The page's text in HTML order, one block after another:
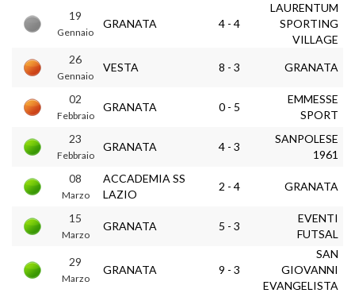
19
Gennaio
GRANATA 4 - 4
LAURENTUM
SPORTING
VILLAGE
26
Gennaio
VESTA 8 - 3 GRANATA
02
Febbraio
GRANATA 0 - 5
EMMESSE
SPORT
23
Febbraio
GRANATA 4 - 3
SANPOLESE
1961
08
Marzo
ACCADEMIA SS
LAZIO
2 - 4 GRANATA
15
Marzo
GRANATA 5 - 3
EVENTI
FUTSAL
29
Marzo
GRANATA 9 - 3
SAN
GIOVANNI
EVANGELISTA